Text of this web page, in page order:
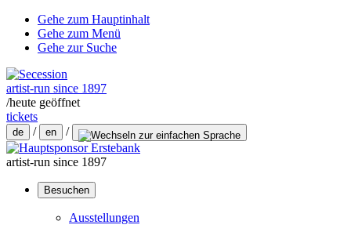
Gehe zum Hauptinhalt
Gehe zum Menü
Gehe zur Suche
artist-run since 1897
/heute geöffnet
tickets
de / en /
artist-run since 1897
Besuchen
Ausstellungen